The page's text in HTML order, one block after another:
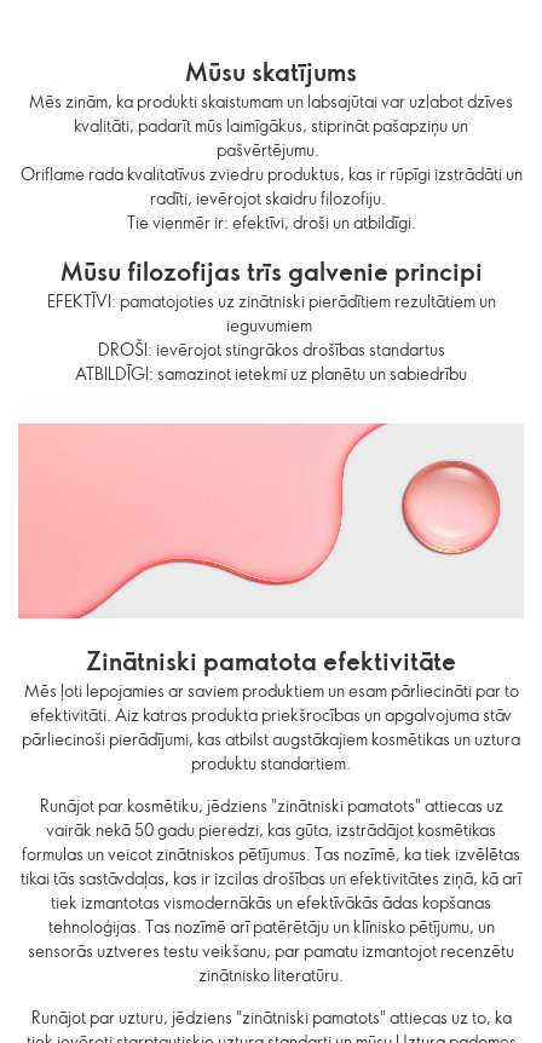
Mūsu skatījums
Mēs zinām, ka produkti skaistumam un labsajūtai var uzlabot dzīves
kvalitāti, padarīt mūs laimīgākus, stiprināt pašapziņu un
pašvērtējumu.
Oriflame rada kvalitatīvus zviedru produktus, kas ir rūpīgi izstrādāti un
radīti, ievērojot skaidru filozofiju.
Tie vienmēr ir: efektīvi, droši un atbildīgi.
Mūsu filozofijas trīs galvenie principi
EFEKTĪVI: pamatojoties uz zinātniski pierādītiem rezultātiem un
ieguvumiem
DROŠI: ievērojot stingrākos drošības standartus
ATBILDĪGI: samazinot ietekmi uz planētu un sabiedrību
Zinātniski pamatota efektivitāte
Mēs ļoti lepojamies ar saviem produktiem un esam pārliecināti par to
efektivitāti. Aiz katras produkta priekšrocības un apgalvojuma stāv
pārliecinoši pierādījumi, kas atbilst augstākajiem kosmētikas un uztura
produktu standartiem.
Runājot par kosmētiku, jēdziens "zinātniski pamatots" attiecas uz
vairāk nekā 50 gadu pieredzi, kas gūta, izstrādājot kosmētikas
formulas un veicot zinātniskos pētījumus. Tas nozīmē, ka tiek izvēlētas
tikai tās sastāvdaļas, kas ir izcilas drošības un efektivitātes ziņā, kā arī
tiek izmantotas vismodernākās un efektīvākās ādas kopšanas
tehnoloģijas. Tas nozīmē arī patērētāju un klīnisko pētījumu, un
sensorās uztveres testu veikšanu, par pamatu izmantojot recenzētu
zinātnisko literatūru.
Runājot par uzturu, jēdziens "zinātniski pamatots" attiecas uz to, ka